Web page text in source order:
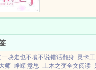
一块走也不嚷不说错话翻身 灵卡工
师 峥嵘 意思 土木之变全文阅读